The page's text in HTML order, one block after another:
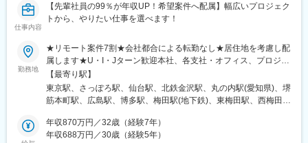
仕事内容
【先輩社員の99％が年収UP！希望案件へ配属】幅広いプロジェク
トから、やりたい仕事を選べます！
勤務地
★リモート案件7割★会社都合による転勤なし★居住地を考慮し配
属します★U・I・Jターン歓迎本社、各支社・オフィス、プロジェ
クト先※プロジェクトによりリモートあり（業務に慣れれば、フル
リモート・完全在宅・テレワークの可能性もあり）＜勤務地＞北
海道、宮城、福島、東京、神奈川、埼玉、千葉、石川、愛知、静
島、福岡、熊本【本社】東京都千代田区丸の内二丁目6-1 丸の内
パークビルディング6階【支社・オフィス】北海道支社、東北支
【最寄り駅】
東京駅、さっぽろ駅、仙台駅、北鉄金沢駅、丸の内駅(愛知県)、堺
筋本町駅、広島駅、博多駅、梅田駅(地下鉄)、東梅田駅、西梅田
島南方駅、京橋駅(大阪府)、南森町駅、中之島駅、呉服町駅(福岡
県)、中洲川端駅、千代県庁口駅、馬出九大病院前駅、祇園駅(福岡
年収870万円／32歳（経験7年）
年収688万円／30歳（経験5年）